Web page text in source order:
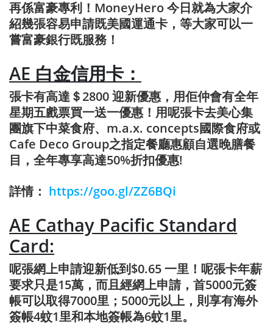
再係富豪專利！MoneyHero 今日就為大家介
紹幾張容易申請既美國運通卡，等大家可以一
嘗富豪銀行既服務！
AE 白金信用卡：
張卡有高達＄2800 迎新優惠，用佢仲會有全年
星期五戲票買一送一優惠！用呢張卡去美心集
團旗下中菜食府、m.a.x. concepts國際食府或
Cafe Deco Group之指定餐廳惠顧自選晚膳餐
目，全年專享高達50%折扣優惠!
詳情： https://goo.gl/ZZ6BQi
AE Cathay Pacific Standard
Card:
呢張網上申請迎新低到$0.65 一里！呢張卡年薪
要求只是15萬，而且經網上申請，首5000元簽
帳可以取得7000里；5000元以上，則享有海外
簽帳4蚊1里和本地簽帳為6蚊1里。